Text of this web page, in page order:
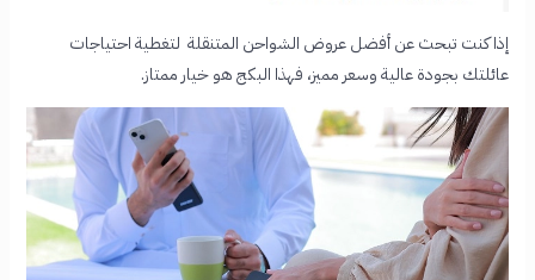
إذا كنت تبحث عن أفضل عروض الشواحن المتنقلة لتغطية احتياجات
عائلتك بجودة عالية وسعر مميز، فهذا البكج هو خيار ممتاز.